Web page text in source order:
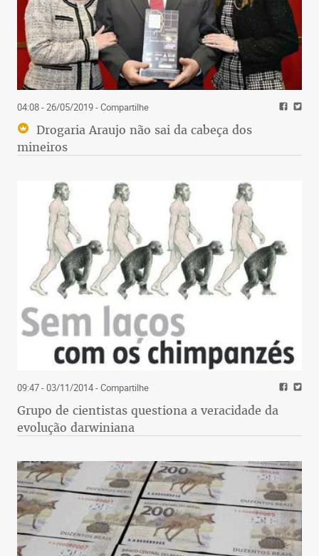
04:08 - 26/05/2019- Compartilhe
Drogaria Araujo não sai da cabeça dos
mineiros
09:47 - 03/11/2014- Compartilhe
Grupo de cientistas questiona a veracidade da
evolução darwiniana